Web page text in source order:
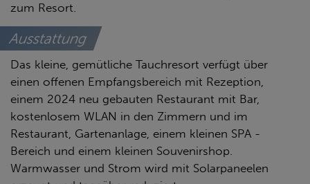
zum Resort.
Ausstattung
Das kleine, gemütliche Tauchresort verfügt über
einen offenen Empfangsbereich mit Rezeption,
einem 2024 neu gebauten Restaurant mit Bar,
kostenlosem WLAN in den Zimmern und im
Restaurant, Gartenanlage, einem kleinen SPA -
Bereich und einem kleinen Souvenirshop.
Warmwasser und Strom wird mit Solarpaneelen